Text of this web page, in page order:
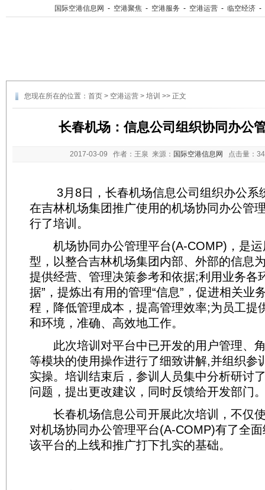
国际空港信息网 - 空港聚焦 - 空港服务 - 空港运营 - 临空经济 -
您现在所在的位置： 首页 > 空港运营 > 培训 >> 正文
长春机场：信息公司组织协同办公
2017-03-09 作者：王泉 来源： 国际空港信息网 点击量：
3月8日，长春机场信息公司组织办公系
在吉林机场集团推广使用的机场协同办公管
行了培训。
机场协同办公管理平台(A-COMP)，是运
型，以整合吉林机场集团内部、外部的信息
提供经营、管理决策参考和依据;利用业务各
据”，提炼出有用的管理“信息”，促进相关业
程，降低管理成本，提高管理效率;为员工提
和环境，准确、高效地工作。
此次培训对平台中已开发的用户管理、
等模块的使用操作进行了细致讲解,并组织参
实操。培训结束后，参训人员集中分析研讨
问题，提出更改建议，同时反馈给开发部门
长春机场信息公司开展此次培训，不仅
对机场协同办公管理平台(A-COMP)有了全
该平台的上线和推广打下扎实的基础。